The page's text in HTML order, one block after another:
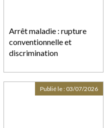
Arrêt maladie : rupture
conventionnelle et
discrimination
Publié le : 03/07/2026